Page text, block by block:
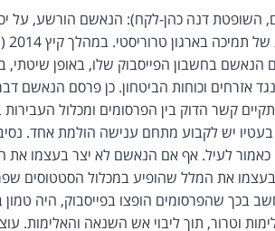
השופטת דנה כהן-לקח): הנאשם הורשע, על
הנאשם בחשבון הפייסבוק שלו, באופן שיטתי,
אזרחים וכוחות הביטחון. כן פרסם הנאשם
קשר הדוק בין הפרסומים ומכלול
יש לקבוע מתחם ענישה הולמת אחד.
פרסומים כאמור לעיל. אף אם הנאשם לא יצר
את המלל שהופיע במכלול הסטטוסים
בכך שהפרסומים הופצו בפייסבוק, היה
וטרור, תוך ליבוי אש השנאה